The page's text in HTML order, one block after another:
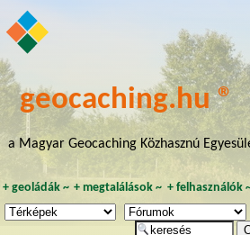
geocaching.hu ®
a Magyar Geocaching Közhasznú
+ geoládák~ +megtalálások ~ + felhasználók